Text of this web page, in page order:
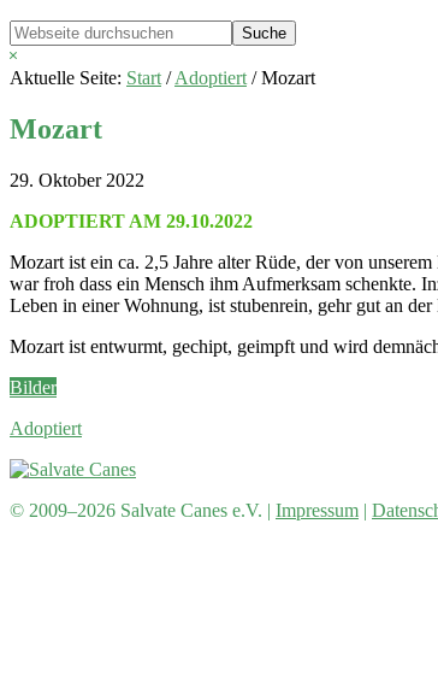
Webseite
durchsuchen
Hide
Search
Aktuelle Seite: Start / Adoptiert /Mozart
Mozart
29. Oktober 2022
ADOPTIERT AM 29.10.2022
Mozart ist ein ca. 2,5 Jahre alter Rüde, der von
war froh dass ein Mensch ihm Aufmerksam schenkte.
Leben in einer Wohnung, ist stubenrein, gehr gut an
Mozart ist entwurmt, gechipt, geimpft und wird
Bilder
Adoptiert
© 2009–2026 Salvate Canes e.V. | Impressum |